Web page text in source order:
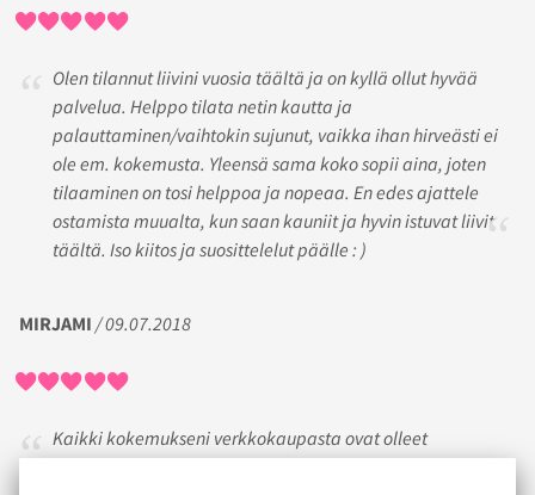
Olen tilannut liivini vuosia täältä ja on kyllä ollut hyvää
palvelua. Helppo tilata netin kautta ja
palauttaminen/vaihtokin sujunut, vaikka ihan hirveästi ei
ole em. kokemusta. Yleensä sama koko sopii aina, joten
tilaaminen on tosi helppoa ja nopeaa. En edes ajattele
ostamista muualta, kun saan kauniit ja hyvin istuvat liivit
täältä. Iso kiitos ja suosittelelut päälle : )
MIRJAMI / 09.07.2018
Kaikki kokemukseni verkkokaupasta ovat olleet
positiivisia. Jos ostos on mennyt koon puolesta hutiksi,